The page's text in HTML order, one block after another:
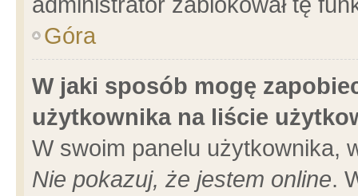
Góra
W jaki sposób mogę
użytkownika na liście
W swoim panelu użytkownika,
Nie pokazuj, że jestem online.